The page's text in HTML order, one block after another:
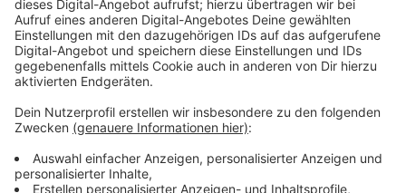
Unterschied, ob die Radler mit einem klassischen
Zweirad unterwegs waren oder auf dem E-Bike.
Anzeige
In 41 Prozent der Fälle waren Autos der Unfallgegner-
in 59 Prozent davon verursachten die Autofahrer die
Unfälle. 32 Prozent der Unfälle passierten auf der